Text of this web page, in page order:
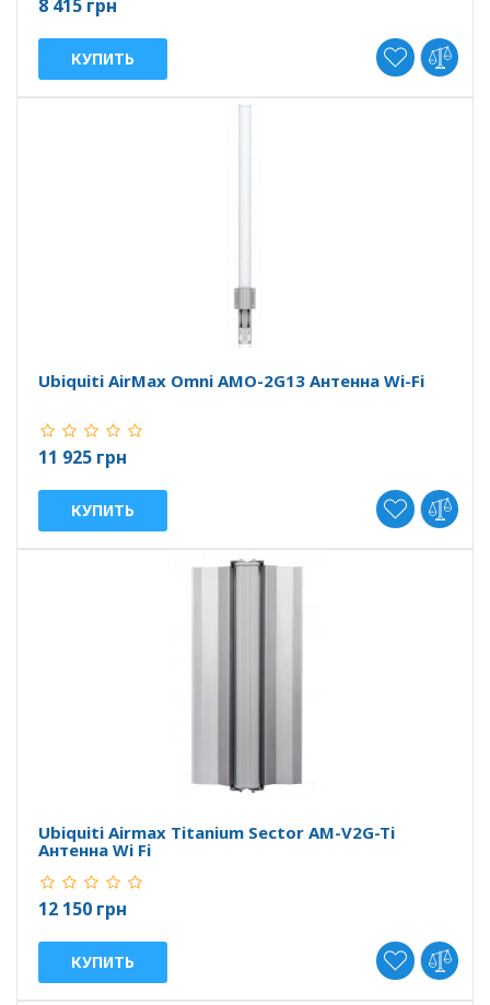
8 415 грн
КУПИТЬ
Ubiquiti AirMax Omni AMO-2G13 Антенна Wi-Fi
11 925 грн
КУПИТЬ
Ubiquiti Airmax Titanium Sector AM-V2G-Ti
Антенна Wi Fi
12 150 грн
КУПИТЬ